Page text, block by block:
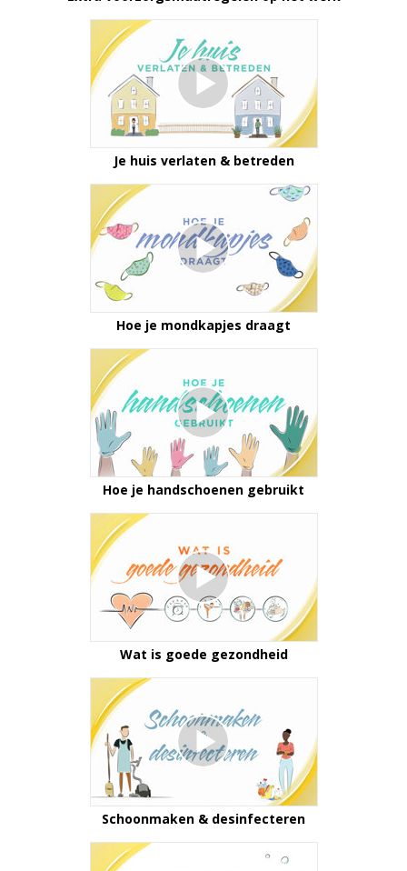
Je huis verlaten & betreden
Hoe je mondkapjes draagt
Hoe je handschoenen gebruikt
Wat is goede gezondheid
Schoonmaken & desinfecteren